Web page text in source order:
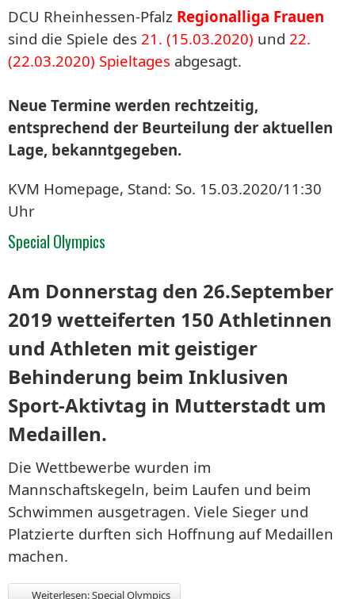
DCU Rheinhessen-Pfalz Regionalliga Frauen
sind die Spiele des 21. (15.03.2020) und 22.
(22.03.2020) Spieltages abgesagt.
Neue Termine werden rechtzeitig,
entsprechend der Beurteilung der aktuellen
Lage, bekanntgegeben.
KVM Homepage, Stand: So. 15.03.2020/11:30
Uhr
Special Olympics
Am Donnerstag den 26.September
2019 wetteiferten 150 Athletinnen
und Athleten mit geistiger
Behinderung beim Inklusiven
Sport-Aktivtag in Mutterstadt um
Medaillen.
Die Wettbewerbe wurden im
Mannschaftskegeln, beim Laufen und beim
Schwimmen ausgetragen. Viele Sieger und
Platzierte durften sich Hoffnung auf Medaillen
machen.
Weiterlesen: Special Olympics